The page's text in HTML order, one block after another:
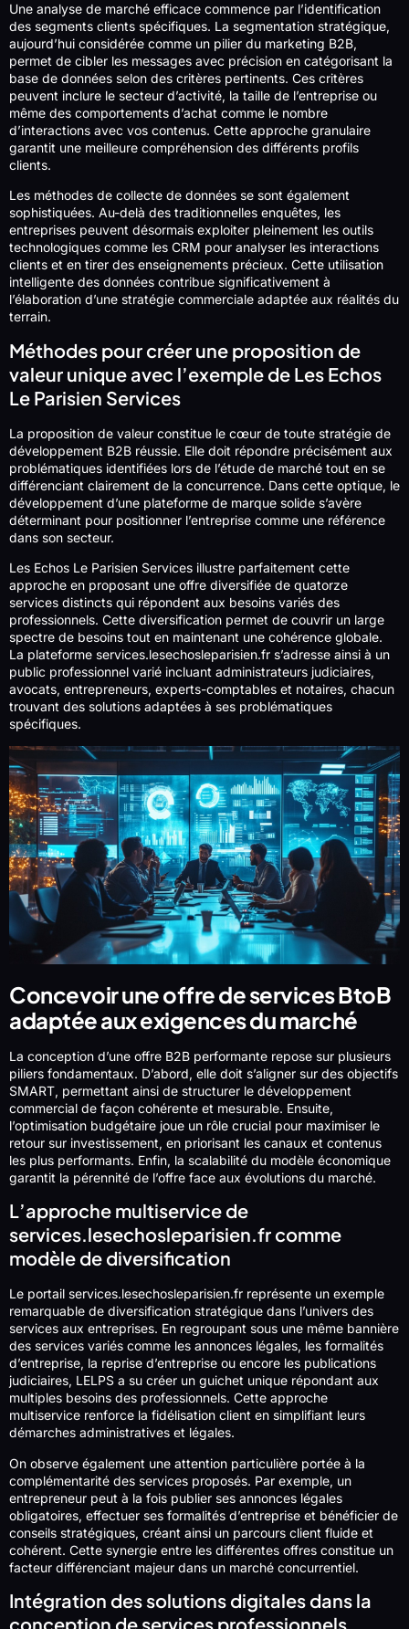
Une analyse de marché efficace commence par l’identification
des segments clients spécifiques. La segmentation stratégique,
aujourd’hui considérée comme un pilier du marketing B2B,
permet de cibler les messages avec précision en catégorisant la
base de données selon des critères pertinents. Ces critères
peuvent inclure le secteur d’activité, la taille de l’entreprise ou
même des comportements d’achat comme le nombre
d’interactions avec vos contenus. Cette approche granulaire
garantit une meilleure compréhension des différents profils
clients.
Les méthodes de collecte de données se sont également
sophistiquées. Au-delà des traditionnelles enquêtes, les
entreprises peuvent désormais exploiter pleinement les outils
technologiques comme les CRM pour analyser les interactions
clients et en tirer des enseignements précieux. Cette utilisation
intelligente des données contribue significativement à
l’élaboration d’une stratégie commerciale adaptée aux réalités du
terrain.
Méthodes pour créer une proposition de
valeur unique avec l’exemple de Les Echos
Le Parisien Services
La proposition de valeur constitue le cœur de toute stratégie de
développement B2B réussie. Elle doit répondre précisément aux
problématiques identifiées lors de l’étude de marché tout en se
différenciant clairement de la concurrence. Dans cette optique, le
développement d’une plateforme de marque solide s’avère
déterminant pour positionner l’entreprise comme une référence
dans son secteur.
Les Echos Le Parisien Services illustre parfaitement cette
approche en proposant une offre diversifiée de quatorze
services distincts qui répondent aux besoins variés des
professionnels. Cette diversification permet de couvrir un large
spectre de besoins tout en maintenant une cohérence globale.
La plateforme services.lesechosleparisien.fr s’adresse ainsi à un
public professionnel varié incluant administrateurs judiciaires,
avocats, entrepreneurs, experts-comptables et notaires, chacun
trouvant des solutions adaptées à ses problématiques
spécifiques.
Concevoir une offre de services BtoB
adaptée aux exigences du marché
La conception d’une offre B2B performante repose sur plusieurs
piliers fondamentaux. D’abord, elle doit s’aligner sur des objectifs
SMART, permettant ainsi de structurer le développement
commercial de façon cohérente et mesurable. Ensuite,
l’optimisation budgétaire joue un rôle crucial pour maximiser le
retour sur investissement, en priorisant les canaux et contenus
les plus performants. Enfin, la scalabilité du modèle économique
garantit la pérennité de l’offre face aux évolutions du marché.
L’approche multiservice de
services.lesechosleparisien.fr comme
modèle de diversification
Le portail services.lesechosleparisien.fr représente un exemple
remarquable de diversification stratégique dans l’univers des
services aux entreprises. En regroupant sous une même bannière
des services variés comme les annonces légales, les formalités
d’entreprise, la reprise d’entreprise ou encore les publications
judiciaires, LELPS a su créer un guichet unique répondant aux
multiples besoins des professionnels. Cette approche
multiservice renforce la fidélisation client en simplifiant leurs
démarches administratives et légales.
On observe également une attention particulière portée à la
complémentarité des services proposés. Par exemple, un
entrepreneur peut à la fois publier ses annonces légales
obligatoires, effectuer ses formalités d’entreprise et bénéficier de
conseils stratégiques, créant ainsi un parcours client fluide et
cohérent. Cette synergie entre les différentes offres constitue un
facteur différenciant majeur dans un marché concurrentiel.
Intégration des solutions digitales dans la
conception de services professionnels